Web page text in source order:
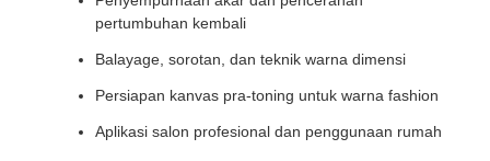
pertumbuhan kembali
Balayage, sorotan, dan teknik warna dimensi
Persiapan kanvas pra-toning untuk warna fashion
Aplikasi salon profesional dan penggunaan rumah